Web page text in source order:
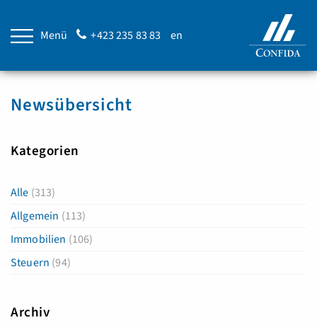
Menü +423 235 83 83 en
Newsübersicht
Kategorien
Alle (313)
Allgemein (113)
Immobilien (106)
Steuern (94)
Archiv